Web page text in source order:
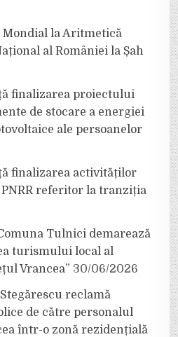
Mondial la Aritmetică
al României la Șah
finalizarea proiectului
de stocare a energiei
ale persoanelor
finalizarea activităților
referitor la tranziția
Tulnici demarează
turismului local al
Vrancea” 30/06/2026
reclamă
de către personalul
într-o zonă rezidențială